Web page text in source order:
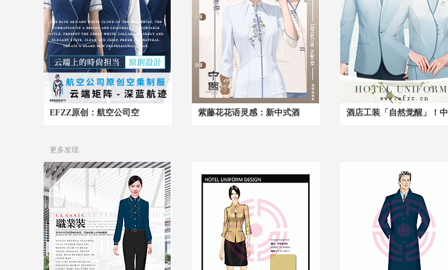
EFZZ原创：航空公司空 紫藤花花语灵感：新中式酒 酒店工装「自然觉醒」！中
更多发现